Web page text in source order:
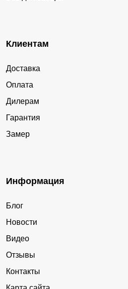
Клиентам
Доставка
Оплата
Дилерам
Гарантия
Замер
Информация
Блог
Новости
Видео
Отзывы
Контакты